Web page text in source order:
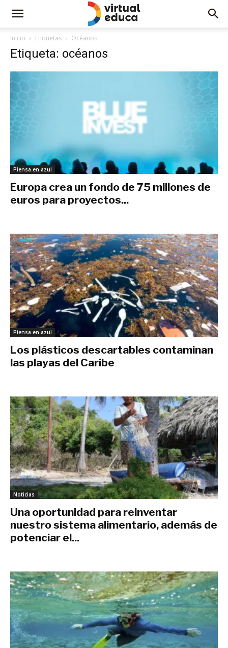
Inicio Etiquetas Océanos
Etiqueta: océanos
Piensa en azul
Europa crea un fondo de 75 millones de
euros para proyectos...
Piensa en azul
Los plásticos descartables contaminan
las playas del Caribe
Noticias
Una oportunidad para reinventar
nuestro sistema alimentario, además de
potenciar el...